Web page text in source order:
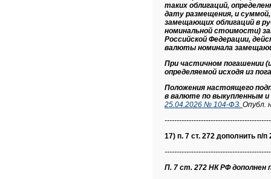
таких облигаций,
дату размещения, и
замещающих облигаций в
номинальной стоимости)
Российской Федерации,
валюты номинала
При частичном погашении
определяемой исходя из
Положения настоящего
в валюте по выкупленным
25.04.2026 № 104-ФЗ. Опубл.
17) п. 7 ст. 272 дополнить п/п
П. 7 ст. 272 НК РФ дополнен